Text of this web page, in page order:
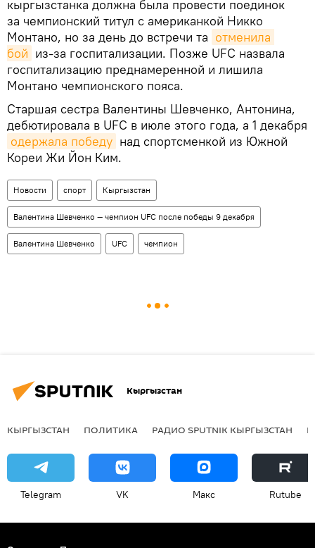
кыргызстанка должна была провести поединок
за чемпионский титул с американкой Никко
Монтано, но за день до встречи та отменила
бой из-за госпитализации. Позже UFC назвала
госпитализацию преднамеренной и лишила
Монтано чемпионского пояса.
Старшая сестра Валентины Шевченко, Антонина,
дебютировала в UFC в июле этого года, а 1 декабря
одержала победу над спортсменкой из Южной
Кореи Жи Йон Ким.
Новости спорт Кыргызстан
Валентина Шевченко — чемпион UFC после победы 9 декабря
Валентина Шевченко UFC чемпион
Кыргызстан
КЫРГЫЗСТАН ПОЛИТИКА РАДИО SPUTNIK КЫРГЫЗСТАН
Telegram VK Макс Rutube